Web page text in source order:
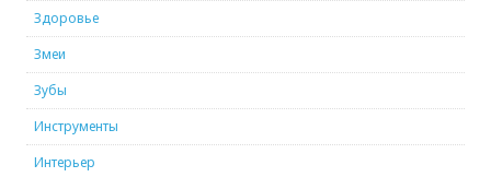
Здоровье
Змеи
Зубы
Инструменты
Интерьер